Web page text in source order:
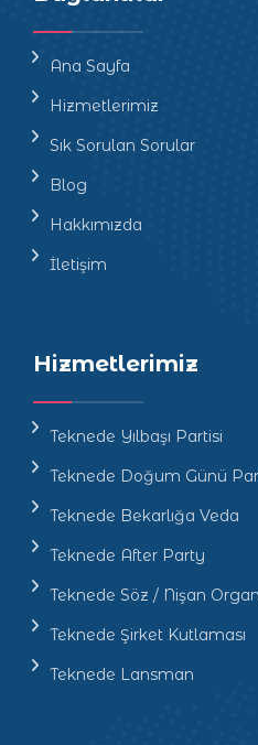
Ana Sayfa
Hizmetlerimiz
Sık Sorulan Sorular
Blog
Hakkımızda
İletişim
Hizmetlerimiz
Teknede Yılbaşı Partisi
Teknede Doğum Günü
Teknede Bekarlığa Veda
Teknede After Party
Teknede Söz / Nişan
Teknede Şirket Kutlaması
Teknede Lansman